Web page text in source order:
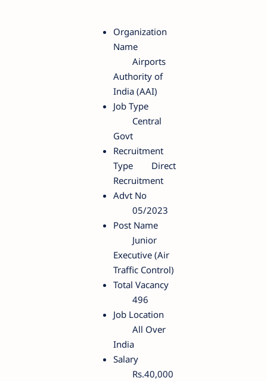
Organization
Name
Airports
Authority of
India (AAI)
Job Type
Central
Govt
Recruitment
Type
Direct
Recruitment
Advt No
05/2023
Post Name
Junior
Executive (Air
Traffic Control)
Total Vacancy
496
Job Location
All Over
India
Salary
Rs.40,000